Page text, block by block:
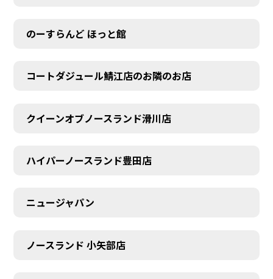
のーすらんど ほっと館
コートダジュール鯖江店のお隣のお店
クイーンオブノースランド滑川店
ハイパーノースランド豊田店
ニュージャパン
ノースランド 小矢部店